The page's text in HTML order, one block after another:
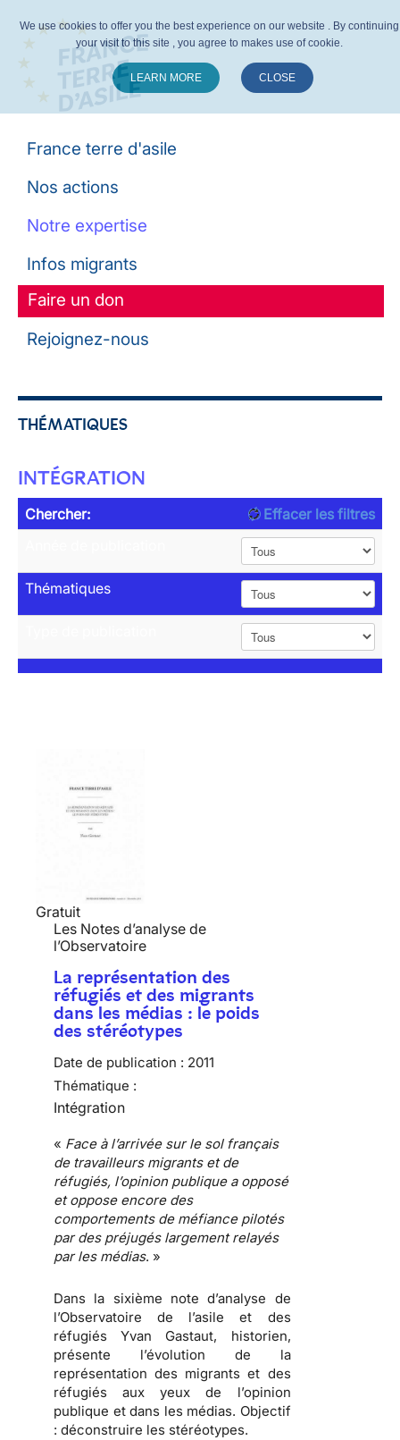
France terre d'asile
Nos actions
Notre expertise
Infos migrants
Faire un don
Rejoignez-nous
THÉMATIQUES
INTÉGRATION
Chercher:
Effacer les filtres
Thématiques
Gratuit
Les Notes d’analyse de
l’Observatoire
La représentation des
réfugiés et des migrants
dans les médias : le poids
des stéréotypes
Date de publication : 2011
Thématique :
Intégration
« Face à l’arrivée sur le sol français
de travailleurs migrants et de
réfugiés, l’opinion publique a opposé
et oppose encore des
comportements de méfiancepilotés
par des préjugéslargement relayés
par les médias. »
Dans la sixième note d’analyse de
l’Observatoire de l’asile et des
réfugiés Yvan Gastaut, historien,
présente l’évolution de la
représentation des migrants et des
réfugiés aux yeux de l’opinion
publique et dans les médias. Objectif
: déconstruire les stéréotypes.
We use cookies to offer you the best experience on our website . By continuing
your visit to this site , you agree to makes use of cookie.
LEARN MORE CLOSE